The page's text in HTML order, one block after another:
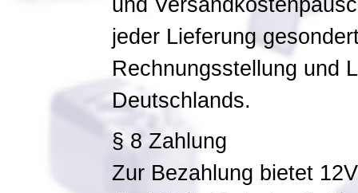
und
jeder Lieferung
Rechnungsstellung und
Deutschlands.
§ 8 Zahlung
Zur Bezahlung bietet